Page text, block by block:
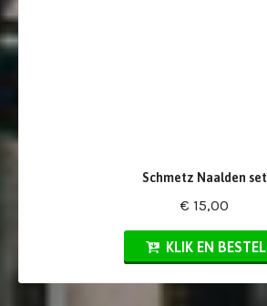
Schmetz Naalden set
€ 15,00
KLIK EN BESTEL